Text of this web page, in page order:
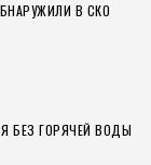
В СКО
БЕЗ ГОРЯЧЕЙ ВОДЫ